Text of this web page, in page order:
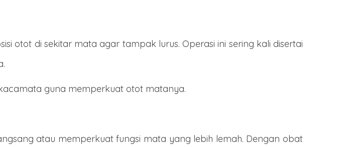
otot di sekitar mata agar tampak lurus. Operasi ini sering kali disertai
guna memperkuat otot matanya.
atau memperkuat fungsi mata yang lebih lemah. Dengan obat